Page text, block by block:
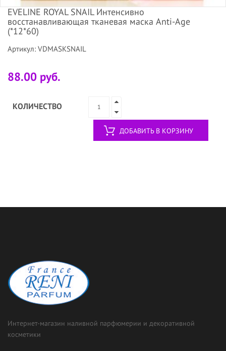
EVELINE ROYAL SNAIL Интенсивно
восстанавливающая тканевая маска Anti-Age
(*12*60)
Артикул: VDMASKSNAIL
88.00 руб.
КОЛИЧЕСТВО
ДОБАВИТЬ В КОРЗИНУ
Интернет-магазин наливной парфюмерии и декоративной
косметики